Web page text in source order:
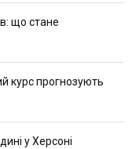
що стане
курс прогнозують
у Херсоні